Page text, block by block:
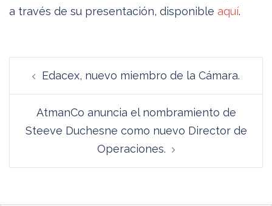
a través de su presentación, disponible aquí.
entradas
Edacex, nuevo miembro de la Cámara.
AtmanCo anuncia el nombramiento de
Steeve Duchesne como nuevo Director de
Operaciones.